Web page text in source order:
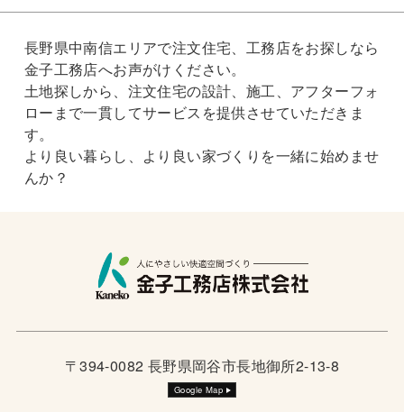
長野県中南信エリアで注文住宅、工務店をお探しなら
金子工務店へお声がけください。
土地探しから、注文住宅の設計、施工、アフターフォ
ローまで一貫してサービスを提供させていただきま
す。
より良い暮らし、より良い家づくりを一緒に始めませ
んか？
〒394-0082 長野県岡谷市長地御所2-13-8
Google Map